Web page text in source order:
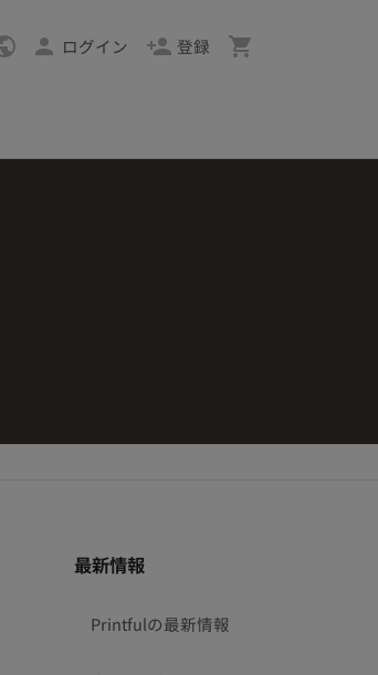
ログイン 登録
最新情報
Printfulの最新情報